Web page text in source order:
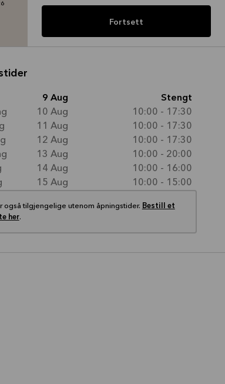
Fortsett
9 Aug
Stengt
10 Aug
10:00 - 17:30
11 Aug
10:00 - 17:30
12 Aug
10:00 - 17:30
13 Aug
10:00 - 20:00
14 Aug
10:00 - 16:00
15 Aug 10:00 - 15:00
også tilgjengelige utenom åpningstider. Bestill et
her.